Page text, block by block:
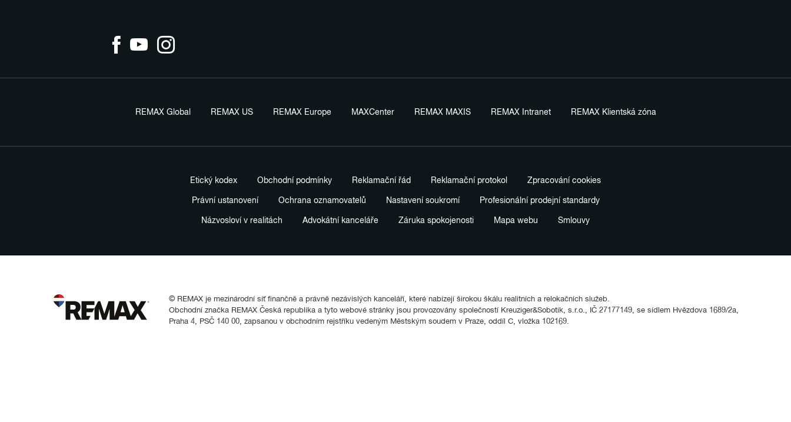
REMAX Global REMAX US REMAX Europe MAXCenter REMAX MAXIS REMAX Intranet REMAX Klientská zóna
Etický kodex Obchodní podmínky Reklamační řád Reklamační protokol Zpracování cookies
Právní ustanovení Ochrana oznamovatelů Nastavení soukromí Profesionální prodejní standardy
Názvosloví v realitách Advokátní kanceláře Záruka spokojenosti Mapa webu Smlouvy
© REMAX je mezinárodní síť finančně a právně nezávislých kanceláří, které nabízejí širokou škálu realitních a relokačních služeb.
Obchodní značka REMAX Česká republika a tyto webové stránky jsou provozovány společností Kreuziger&Sobotik, s.r.o., IČ 27177149, se sídlem Hvězdova 1689/2a,
Praha 4, PSČ 140 00, zapsanou v obchodním rejstříku vedeným Městským soudem v Praze, oddíl C, vložka 102169.